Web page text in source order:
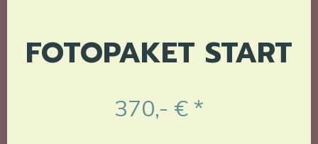
FOTOPAKET START
370,- € *